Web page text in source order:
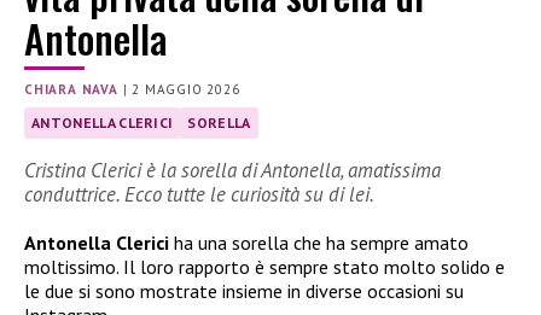
Antonella
CHIARA NAVA | 2 MAGGIO 2026
ANTONELLA CLERICI SORELLA
Cristina Clerici è la sorella di Antonella, amatissima
conduttrice. Ecco tutte le curiosità su di lei.
Antonella Clerici ha una sorella che ha sempre amato
moltissimo. Il loro rapporto è sempre stato molto solido e
le due si sono mostrate insieme in diverse occasioni su